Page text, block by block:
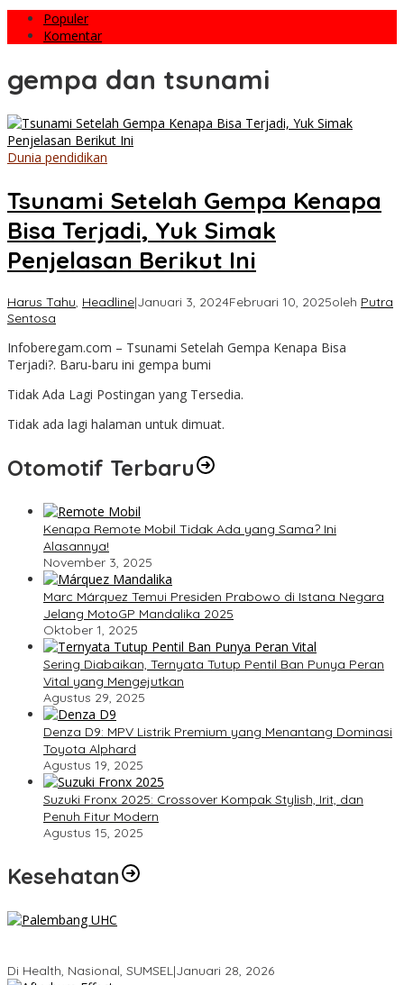
Populer
Komentar
gempa dan tsunami
Dunia pendidikan
Tsunami Setelah Gempa Kenapa
Bisa Terjadi, Yuk Simak
Penjelasan Berikut Ini
Harus Tahu, Headline|Januari 3, 2024Februari 10, 2025oleh Putra
Sentosa
Infoberegam.com – Tsunami Setelah Gempa Kenapa Bisa
Terjadi?. Baru-baru ini gempa bumi
Tidak Ada Lagi Postingan yang Tersedia.
Tidak ada lagi halaman untuk dimuat.
Otomotif Terbaru
Kenapa Remote Mobil Tidak Ada yang Sama? Ini
Alasannya!
November 3, 2025
Marc Márquez Temui Presiden Prabowo di Istana Negara
Jelang MotoGP Mandalika 2025
Oktober 1, 2025
Sering Diabaikan, Ternyata Tutup Pentil Ban Punya Peran
Vital yang Mengejutkan
Agustus 29, 2025
Denza D9: MPV Listrik Premium yang Menantang Dominasi
Toyota Alphard
Agustus 19, 2025
Suzuki Fronx 2025: Crossover Kompak Stylish, Irit, dan
Penuh Fitur Modern
Agustus 15, 2025
Kesehatan
Di Health, Nasional, SUMSEL|Januari 28, 2026